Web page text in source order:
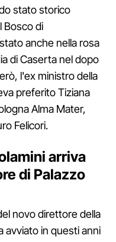
stato storico
Bosco di
anche nella rosa
di Caserta nel dopo
l'ex ministro della
preferito Tiziana
Alma Mater,
Felicori.
arriva
di Palazzo
novo direttore della
avviato in questi anni